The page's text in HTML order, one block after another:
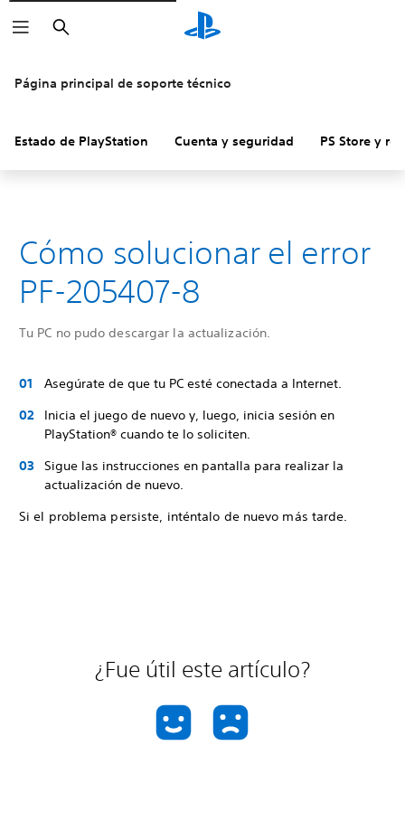
Buscar
Página principal de soporte técnico
Estado de PlayStation Cuenta y seguridad PS Store y
Cómo solucionar el error
PF-205407-8
Tu PC no pudo descargar la actualización.
Asegúrate de que tu PC esté conectada a Internet.
Inicia el juego de nuevo y, luego, inicia sesión en
PlayStation® cuando te lo soliciten.
Sigue las instrucciones en pantalla para realizar la
actualización de nuevo.
Si el problema persiste, inténtalo de nuevo más tarde.
¿Fue útil este artículo?